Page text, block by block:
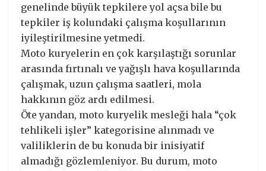
genelinde büyük tepkilere yol açsa bile bu
tepkiler iş kolundaki çalışma koşullarının
iyileştirilmesine yetmedi.
Moto kuryelerin en çok karşılaştığı sorunlar
arasında fırtınalı ve yağışlı hava koşullarında
çalışmak, uzun çalışma saatleri, mola
hakkının göz ardı edilmesi.
Öte yandan, moto kuryelik mesleği hala “çok
tehlikeli işler” kategorisine alınmadı ve
valiliklerin de bu konuda bir inisiyatif
almadığı gözlemleniyor. Bu durum, moto